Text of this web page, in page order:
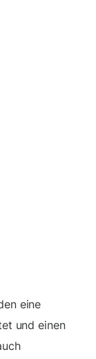
eine
und einen